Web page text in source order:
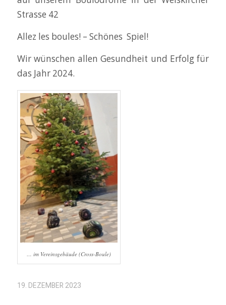
Strasse 42
Allez les boules! – Schönes Spiel!
Wir wünschen allen Gesundheit und Erfolg für
das Jahr 2024.
… im Vereinsgebäude (Cross-Boule)
19. DEZEMBER 2023